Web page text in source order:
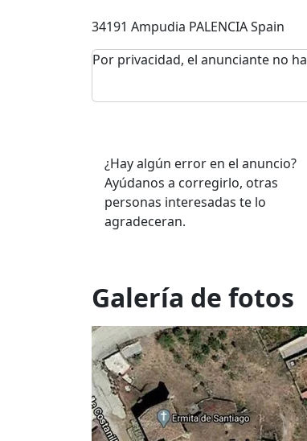
34191 Ampudia PALENCIA Spain
Por privacidad, el anunciante no
¿Hay algún error en el anuncio?
Ayúdanos a corregirlo, otras
personas interesadas te lo
agradeceran.
Galería de fotos